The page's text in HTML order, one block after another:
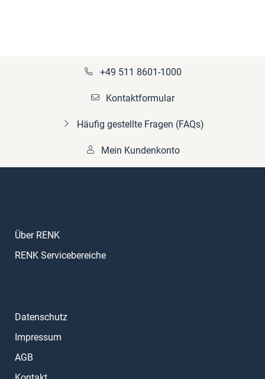
+49 511 8601-1000
Kontaktformular
Häufig gestellte Fragen (FAQs)
Mein Kundenkonto
Über RENK
RENK Servicebereiche
Datenschutz
Impressum
AGB